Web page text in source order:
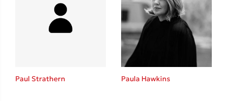
Στέφανος Ξενάκης
Το λεξικό της ζωής σου
Paul Strathern Paula Hawkins